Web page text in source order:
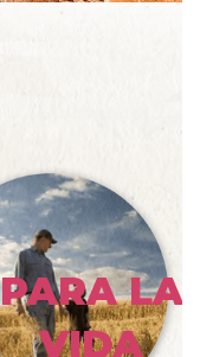
PARA LA
VIDA